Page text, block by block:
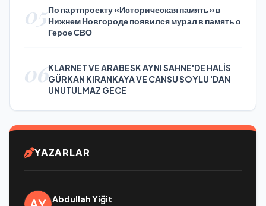
05По партпроекту «Историческая память» в
Нижнем Новгороде появился мурал в память о
Герое СВО
06KLARNET VE ARABESK AYNI SAHNE'DE HALİS
GÜRKAN KIRANKAYA VE CANSU SOYLU 'DAN
UNUTULMAZ GECE
YAZARLAR
Abdullah Yiğit